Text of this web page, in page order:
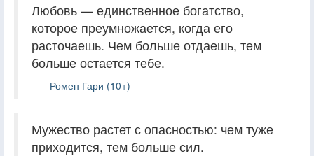
Любовь — единственное богатство,
которое преумножается, когда его
расточаешь. Чем больше отдаешь, тем
больше остается тебе.
Ромен Гари (10+)
Мужество растет с опасностью: чем туже
приходится, тем больше сил.